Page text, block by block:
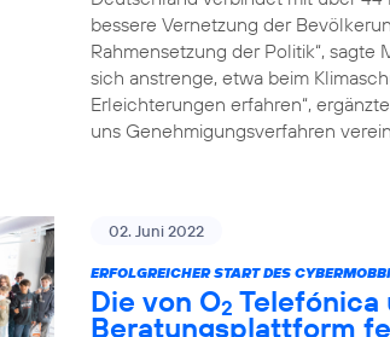
bessere Vernetzung der
Rahmensetzung der Politik“, sagte
sich anstrenge, etwa beim
Erleichterungen erfahren“,
uns Genehmigungsverfahren
02. Juni 2022
ERFOLGREICHER START DES
Die von O2
Beratungsplattform